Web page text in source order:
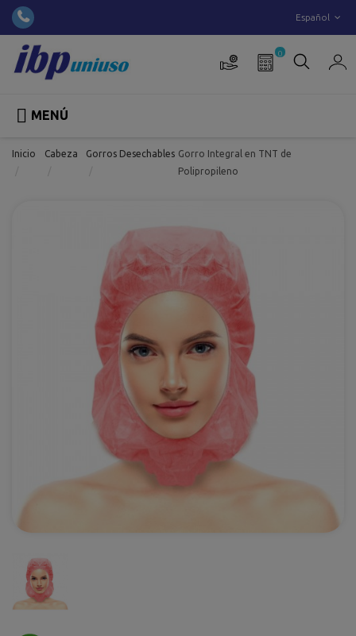
Español
0
 MENÚ
Inicio Cabeza Gorros Desechables Gorro Integral en TNT de
Polipropileno